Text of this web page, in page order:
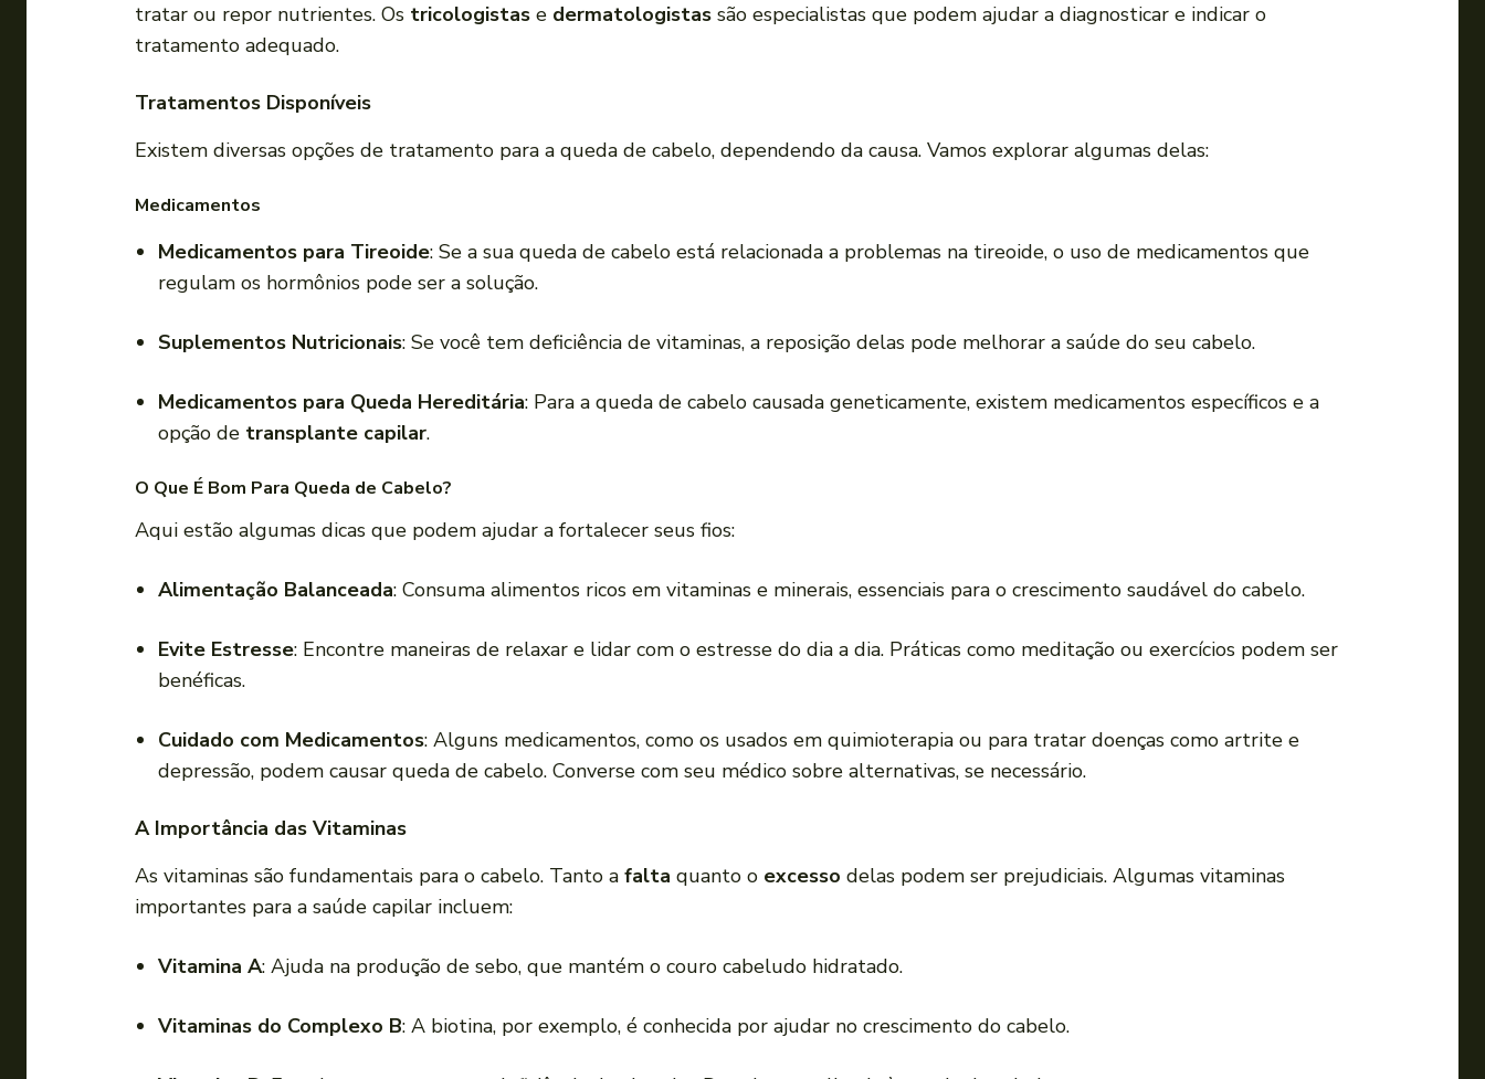
tratar ou repor nutrientes. Os tricologistas e dermatologistas são especialistas que podem ajudar a diagnosticar e indicar o
tratamento adequado.
Tratamentos Disponíveis
Existem diversas opções de tratamento para a queda de cabelo, dependendo da causa. Vamos explorar algumas delas:
Medicamentos
Medicamentos para Tireoide: Se a sua queda de cabelo está relacionada a problemas na tireoide, o uso de medicamentos que
regulam os hormônios pode ser a solução.
Suplementos Nutricionais: Se você tem deficiência de vitaminas, a reposição delas pode melhorar a saúde do seu cabelo.
Medicamentos para Queda Hereditária: Para a queda de cabelo causada geneticamente, existem medicamentos específicos e a
opção de transplante capilar.
O Que É Bom Para Queda de Cabelo?
Aqui estão algumas dicas que podem ajudar a fortalecer seus fios:
Alimentação Balanceada: Consuma alimentos ricos em vitaminas e minerais, essenciais para o crescimento saudável do cabelo.
Evite Estresse: Encontre maneiras de relaxar e lidar com o estresse do dia a dia. Práticas como meditação ou exercícios podem ser
benéficas.
Cuidado com Medicamentos: Alguns medicamentos, como os usados em quimioterapia ou para tratar doenças como artrite e
depressão, podem causar queda de cabelo. Converse com seu médico sobre alternativas, se necessário.
A Importância das Vitaminas
As vitaminas são fundamentais para o cabelo. Tanto a falta quanto o excesso delas podem ser prejudiciais. Algumas vitaminas
importantes para a saúde capilar incluem:
Vitamina A: Ajuda na produção de sebo, que mantém o couro cabeludo hidratado.
Vitaminas do Complexo B: A biotina, por exemplo, é conhecida por ajudar no crescimento do cabelo.